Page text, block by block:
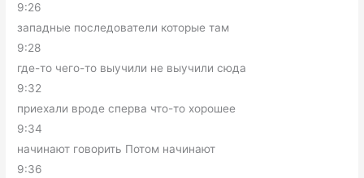
9:26
западные последователи которые там
9:28
где-то чего-то выучили не выучили сюда
9:32
приехали вроде сперва что-то хорошее
9:34
начинают говорить Потом начинают
9:36